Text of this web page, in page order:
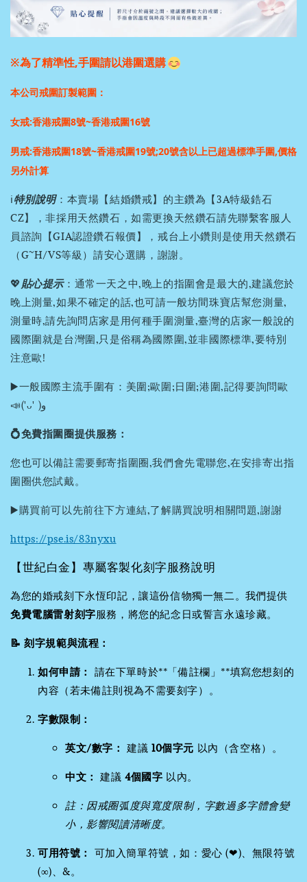
※為了精準性,手圍請以港圍選購
本公司戒圍訂製範圍：
女戒:香港戒圍8號~香港戒圍16號
男戒:香港戒圍18號~香港戒圍19號;20號含以上已超過標準手圍,價格
另外計算
ℹ️特別說明：本賣場【結婚鑽戒】的主鑽為【3A特級鋯石
CZ】，非採用天然鑽石，如需更換天然鑽石請先聯繫客服人
員諮詢【GIA認證鑽石報價】，戒台上小鑽則是使用天然鑽石
（G~H/VS等級）請安心選購，謝謝。
💖貼心提示：通常一天之中,晚上的指圍會是最大的,建議您於
晚上測量,如果不確定的話,也可請一般坊間珠寶店幫您測量,
測量時,請先詢問店家是用何種手圍測量,臺灣的店家一般說的
國際圍就是台灣圍,只是俗稱為國際圍,並非國際標準,要特別
注意歐!
▶️一般國際主流手圍有：美圍;歐圍;日圍;港圍,記得要詢問歐
📣('ᴗ' )و
💍免費指圍圈提供服務：
您也可以備註需要郵寄指圍圈,我們會先電聯您,在安排寄出指
圍圈供您試戴。
▶️購買前可以先前往下方連結,了解購買說明相關問題,謝謝
https://pse.is/83nyxu
【世紀白金】專屬客製化刻字服務說明
為您的婚戒刻下永恆印記，讓這份信物獨一無二。我們提供
免費電腦雷射刻字服務，將您的紀念日或誓言永遠珍藏。
📝 刻字規範與流程：
如何申請： 請在下單時於**「備註欄」**填寫您想刻的
內容（若未備註則視為不需要刻字）。
字數限制：
英文/數字： 建議10個字元 以內（含空格）。
中文： 建議4個國字 以內。
註：因戒圈弧度與寬度限制，字數過多字體會變
小，影響閱讀清晰度。
可用符號： 可加入簡單符號，如：愛心 (❤)、無限符號
(∞)、&。